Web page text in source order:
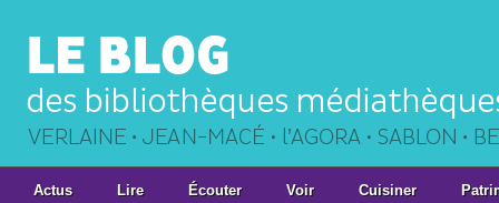
Actus Lire Écouter Voir Cuisiner